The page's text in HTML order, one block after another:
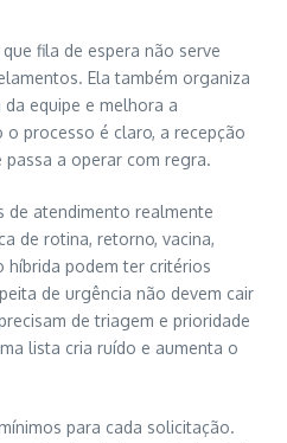
fila de espera não serve
Ela também organiza
equipe e melhora a
processo é claro, a recepção
a operar com regra.
de atendimento realmente
de rotina, retorno, vacina,
híbrida podem ter critérios
de urgência não devem cair
de triagem e prioridade
lista cria ruído e aumenta o
para cada solicitação.